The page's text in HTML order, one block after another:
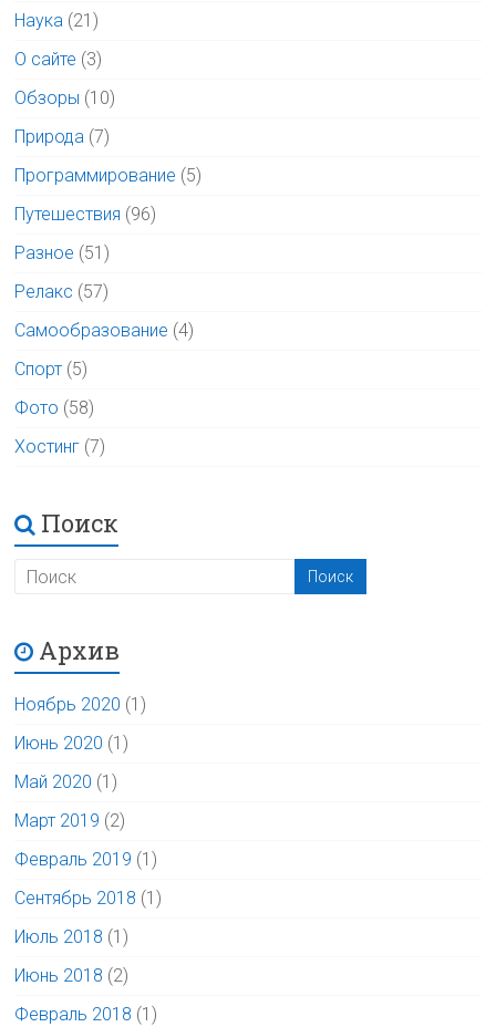
Наука (21)
О сайте (3)
Обзоры (10)
Природа (7)
Программирование (5)
Путешествия (96)
Разное (51)
Релакс (57)
Самообразование (4)
Спорт (5)
Фото (58)
Хостинг (7)
Поиск
Архив
Ноябрь 2020 (1)
Июнь 2020 (1)
Май 2020 (1)
Март 2019 (2)
Февраль 2019 (1)
Сентябрь 2018 (1)
Июль 2018 (1)
Июнь 2018 (2)
Февраль 2018 (1)